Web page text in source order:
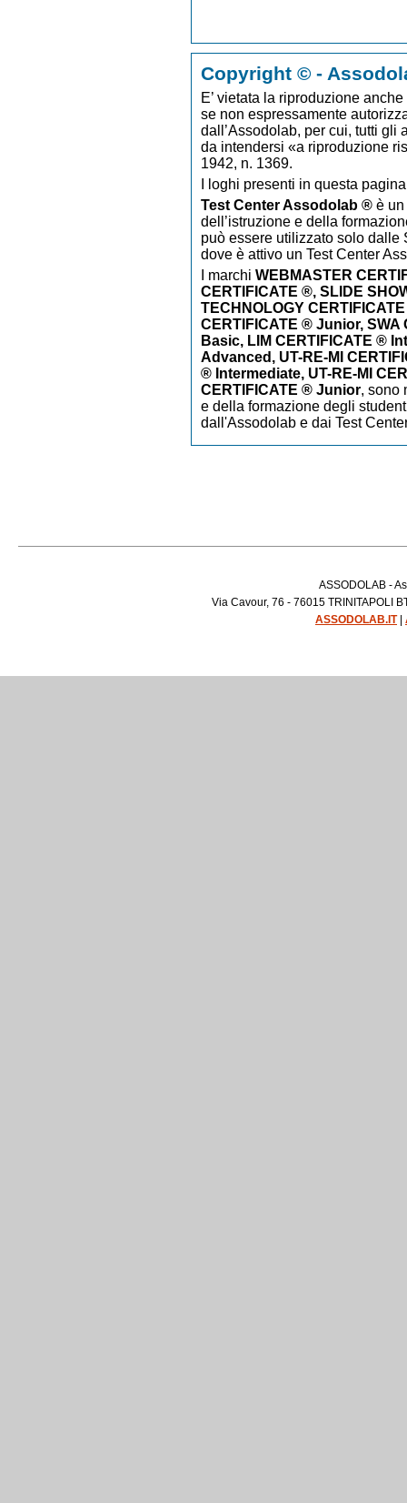
Copyright © -
E’ vietata la riproduzione
se non espressamente
dall’Assodolab, per cui, tutti gli
da intendersi «a riproduzione
1942, n. 1369.
I loghi presenti in questa
Test Center Assodolab ® è
dell’istruzione e della
può essere utilizzato solo dalle
dove è attivo un Test Center
I marchi WEBMASTER
CERTIFICATE ®, SLIDE
TECHNOLOGY
CERTIFICATE ® Junior, SWA
Basic, LIM CERTIFICATE ®
Advanced, UT-RE-MI
® Intermediate, UT-RE-MI
CERTIFICATE ® Junior, sono
e della formazione degli
dall'Assodolab e dai Test
ASSODOLAB -
Via Cavour, 76 - 76015 TRINITAPOLI
ASSODOLAB.IT|